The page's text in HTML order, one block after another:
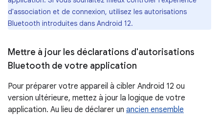
d'association et de connexion, utilisez les autorisations
Bluetooth introduites dans Android 12.
Mettre à jour les déclarations d'autorisations
Bluetooth de votre application
Pour préparer votre appareil à cibler Android 12 ou
version ultérieure, mettez à jour la logique de votre
application. Au lieu de déclarer un ancien ensemble